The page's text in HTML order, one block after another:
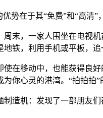
优势在于其“免费”和“高清
周末，一家人围坐在电视
地铁，利用手机或平板，
使在移动中，也能获得良
为你心灵的港湾。“拍拍拍
制造机：发现了一部朋友